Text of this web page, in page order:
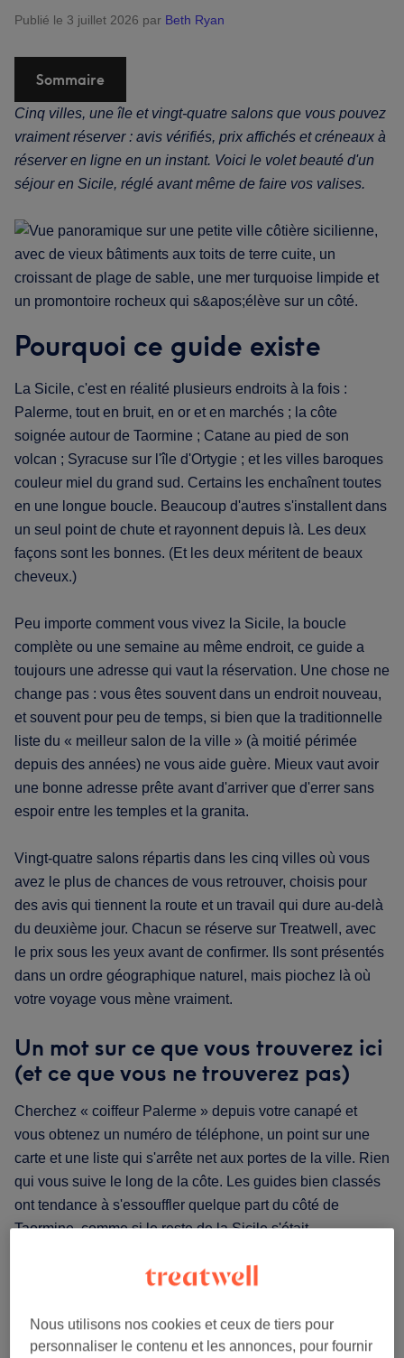
Publié le 3 juillet 2026 par Beth Ryan
Sommaire
Cinq villes, une île et vingt-quatre salons que vous pouvez
vraiment réserver : avis vérifiés, prix affichés et créneaux à
réserver en ligne en un instant. Voici le volet beauté d'un
séjour en Sicile, réglé avant même de faire vos valises.
Pourquoi ce guide existe
La Sicile, c'est en réalité plusieurs endroits à la fois :
Palerme, tout en bruit, en or et en marchés ; la côte
soignée autour de Taormine ; Catane au pied de son
volcan ; Syracuse sur l'île d'Ortygie ; et les villes baroques
couleur miel du grand sud. Certains les enchaînent toutes
en une longue boucle. Beaucoup d'autres s'installent dans
un seul point de chute et rayonnent depuis là. Les deux
façons sont les bonnes. (Et les deux méritent de beaux
cheveux.)
Peu importe comment vous vivez la Sicile, la boucle
complète ou une semaine au même endroit, ce guide a
toujours une adresse qui vaut la réservation. Une chose ne
change pas : vous êtes souvent dans un endroit nouveau,
et souvent pour peu de temps, si bien que la traditionnelle
liste du « meilleur salon de la ville » (à moitié périmée
depuis des années) ne vous aide guère. Mieux vaut avoir
une bonne adresse prête avant d'arriver que d'errer sans
espoir entre les temples et la granita.
Vingt-quatre salons répartis dans les cinq villes où vous
avez le plus de chances de vous retrouver, choisis pour
des avis qui tiennent la route et un travail qui dure au-delà
du deuxième jour. Chacun se réserve sur Treatwell, avec
le prix sous les yeux avant de confirmer. Ils sont présentés
dans un ordre géographique naturel, mais piochez là où
votre voyage vous mène vraiment.
Un mot sur ce que vous trouverez ici
(et ce que vous ne trouverez pas)
Cherchez « coiffeur Palerme » depuis votre canapé et
vous obtenez un numéro de téléphone, un point sur une
carte et une liste qui s'arrête net aux portes de la ville. Rien
qui vous suive le long de la côte. Les guides bien classés
ont tendance à s'essouffler quelque part du côté de
Taormine, comme si le reste de la Sicile s'était
vrais avis de vrais clients, un prix visible avant de réserver
et un créneau que vous réservez en ligne en une minute.
Nous utilisons nos cookies et ceux de tiers pour
personnaliser le contenu et les annonces, pour fournir